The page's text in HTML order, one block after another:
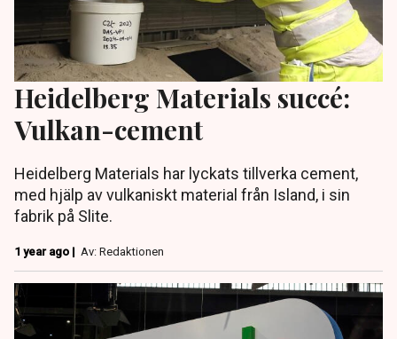
Heidelberg Materials succé:
Vulkan-cement
Heidelberg Materials har lyckats tillverka cement,
med hjälp av vulkaniskt material från Island, i sin
fabrik på Slite.
1 year ago | Av: Redaktionen